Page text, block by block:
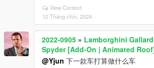
View Context
12 Tháng chín, 2024
2022-0905 » Lamborghini
Spyder [Add-On | Animated
@Yjun 下一款车打算做什么车